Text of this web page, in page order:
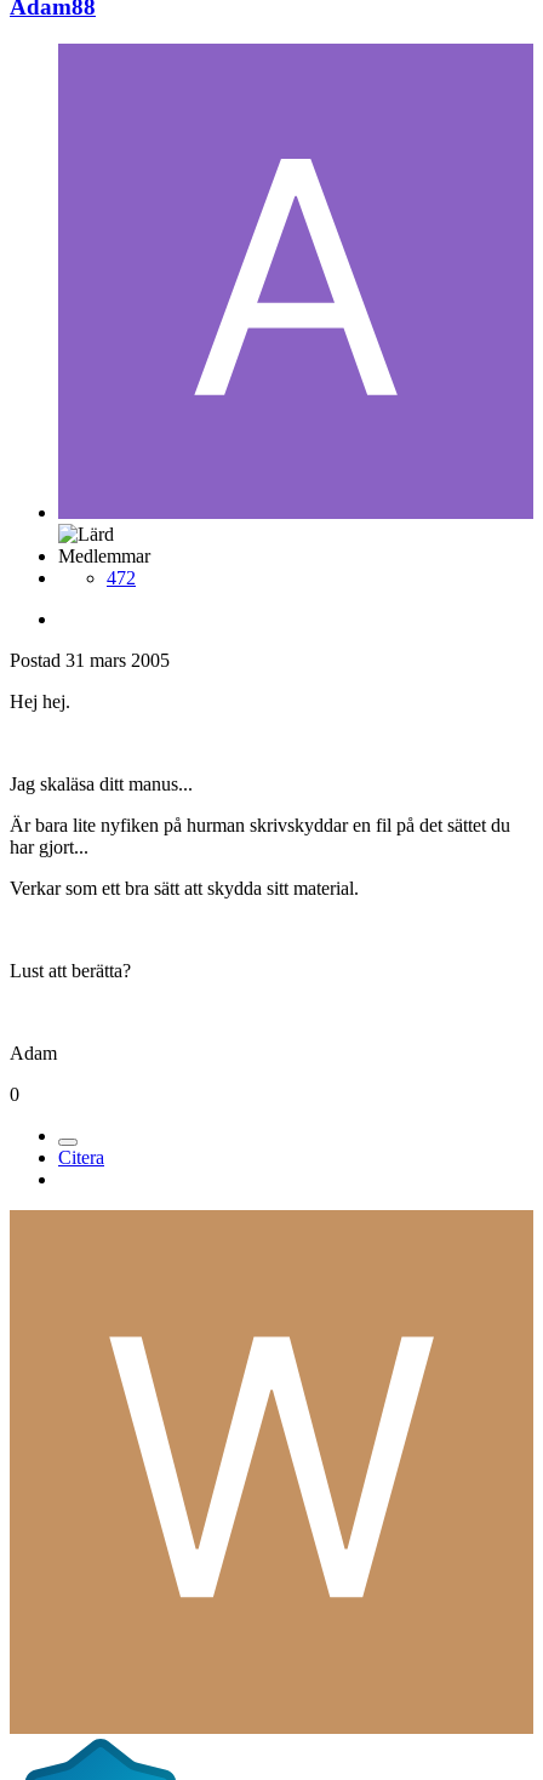
Adam88
Medlemmar
472
Postad 31 mars 2005
Hej hej.
Jag skaläsa ditt manus...
Är bara lite nyfiken på hurman skrivskyddar en fil på det sättet du
har gjort...
Verkar som ett bra sätt att skydda sitt material.
Lust att berätta?
Adam
0
Citera